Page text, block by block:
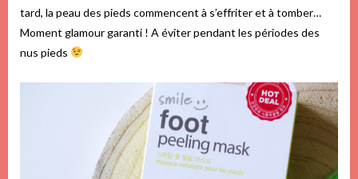
tard, la peau des pieds commencent à s’effriter et à tomber…
Moment glamour garanti ! A éviter pendant les périodes des
nus pieds